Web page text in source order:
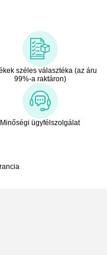
széles választéka (az áru
99%-a raktáron)
Minőségi ügyfélszolgálat